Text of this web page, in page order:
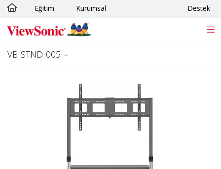
Skip to main content
Eğitim Kurumsal Destek
VB-STND-005